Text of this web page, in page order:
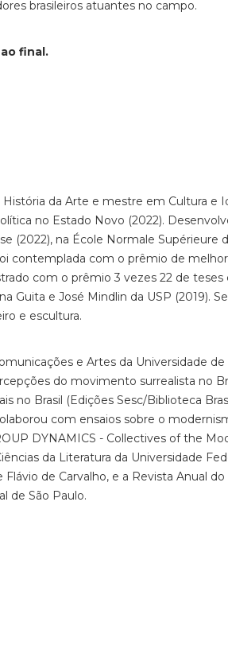
brasileiros atuantes no campo.
final.
da Arte e mestre em Cultura e
no Estado Novo (2022).
(2022), na École Normale Supérieure
contemplada com o prêmio de
com o prêmio 3 vezes 22 de teses
Guita e José Mindlin da USP (2019).
e escultura.
e Artes da Universidade de
do movimento surrealista no
no Brasil (Edições Sesc/Biblioteca
com ensaios sobre o
DYNAMICS - Collectives of the
da Literatura da Universidade
de Carvalho, e a Revista Anual do
de São Paulo.